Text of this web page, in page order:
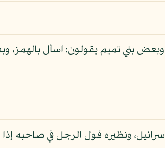
بني تميم يقولون: اسأل بالهمز،
إسرائيل، ونظيره قول الرجل في صاحبه